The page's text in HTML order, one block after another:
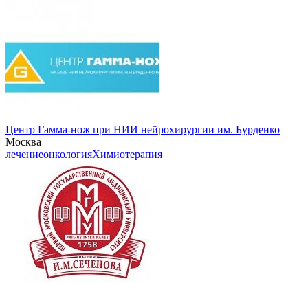
Центр Гамма-нож при НИИ нейрохирургии им. Бурденко
Москва
лечениеонкологияХимиотерапия